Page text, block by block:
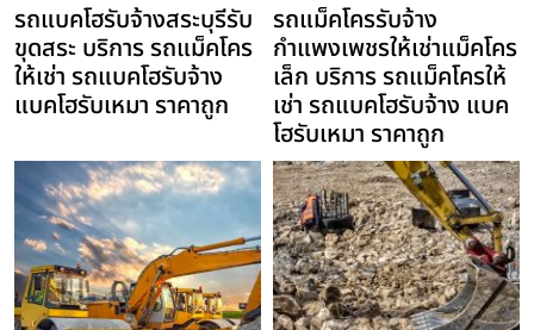
รถแบคโฮรับจ้างสระบุรีรับ
ขุดสระ บริการ รถแม็คโคร
ให้เช่า รถแบคโฮรับจ้าง
แบคโฮรับเหมา ราคาถูก
รถแม็คโครรับจ้าง
กำแพงเพชรให้เช่าแม็คโคร
เล็ก บริการ รถแม็คโครให้
เช่า รถแบคโฮรับจ้าง แบค
โฮรับเหมา ราคาถูก